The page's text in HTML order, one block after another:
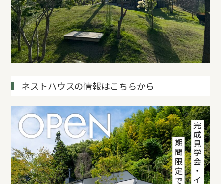
ネストハウスの情報はこちらから